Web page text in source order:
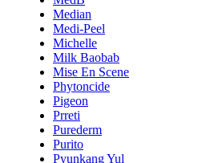
Median
Medi-Peel
Michelle
Milk Baobab
Mise En Scene
Phytoncide
Pigeon
Prreti
Purederm
Purito
Pyunkang Yul